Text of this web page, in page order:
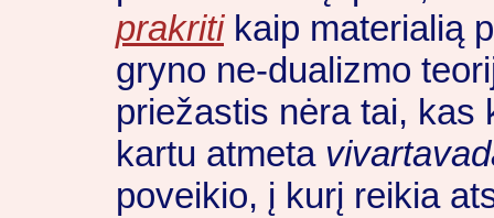
prakritikaip materialią
gryno ne-dualizmo
priežastis nėra tai, kas
kartu atmeta
poveikio, į kurį reikia